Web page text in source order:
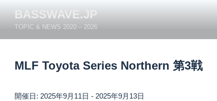
ン
BASSWAVE.JP
TOPIC & NEWS 2020 – 2026
MLF Toyota Series Northern 第3戦
開催日: 2025年9月11日 - 2025年9月13日